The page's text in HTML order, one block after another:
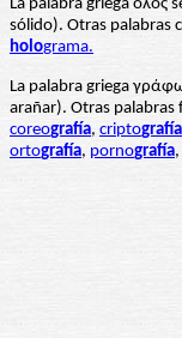
La palabra griega ὁλος
sólido). Otras palabras
holograma.
La palabra griega
arañar). Otras
coreografía, criptografía
ortografía, pornografía,